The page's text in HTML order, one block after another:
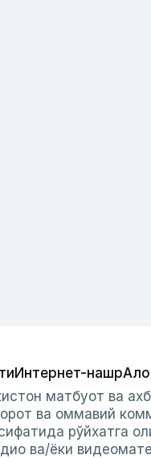
Интернет-нашр
матбуот ва
ва оммавий
рўйхатга
ва/ёки